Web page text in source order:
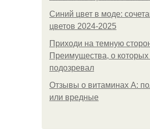
Синий цвет в моде:
цветов 2024-2025
Приходи на темную
Преимущества, о которых
подозревал
Отзывы о витаминах А:
или вредные